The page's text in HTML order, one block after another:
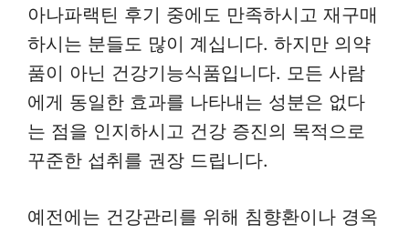
아나파랙틴 후기 중에도 만족하시고 재구매
하시는 분들도 많이 계십니다. 하지만 의약
품이 아닌 건강기능식품입니다. 모든 사람
에게 동일한 효과를 나타내는 성분은 없다
는 점을 인지하시고 건강 증진의 목적으로
꾸준한 섭취를 권장 드립니다.
예전에는 건강관리를 위해 침향환이나 경옥